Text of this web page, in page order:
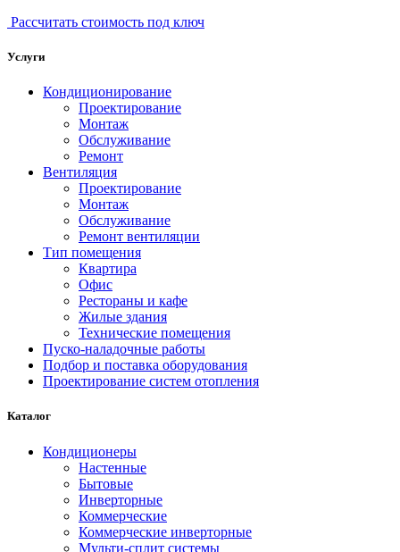
Рассчитать стоимость под ключ
Услуги
Кондиционирование
Проектирование
Монтаж
Обслуживание
Ремонт
Вентиляция
Проектирование
Монтаж
Обслуживание
Ремонт вентиляции
Тип помещения
Квартира
Офис
Рестораны и кафе
Жилые здания
Технические помещения
Пуско-наладочные работы
Подбор и поставка оборудования
Проектирование систем отопления
Каталог
Кондиционеры
Настенные
Бытовые
Инверторные
Коммерческие
Коммерческие инверторные
Мульти-сплит системы